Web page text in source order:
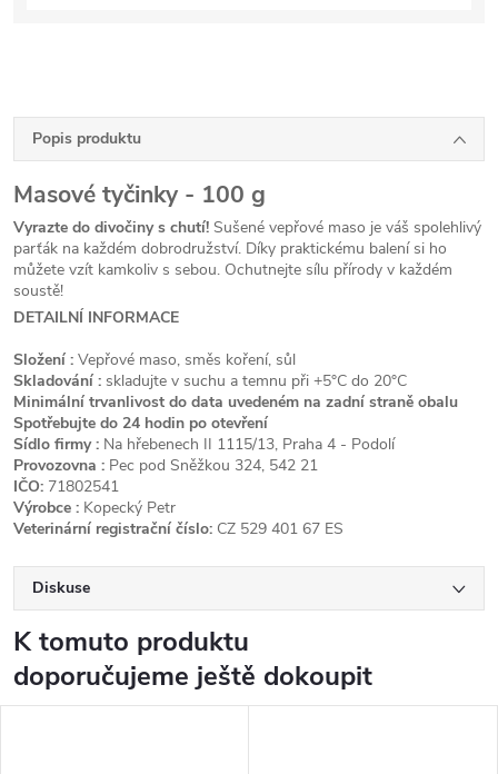
Popis produktu
Masové tyčinky - 100 g
Vyrazte do divočiny s chutí! Sušené vepřové maso je váš spolehlivý
parťák na každém dobrodružství. Díky praktickému balení si ho
můžete vzít kamkoliv s sebou. Ochutnejte sílu přírody v každém
soustě!
DETAILNÍ INFORMACE
Složení : Vepřové maso, směs koření, sůl
Skladování : skladujte v suchu a temnu při +5°C do 20°C
Minimální trvanlivost do data uvedeném na zadní straně obalu
Spotřebujte do 24 hodin po otevření
Sídlo firmy : Na hřebenech II 1115/13, Praha 4 - Podolí
Provozovna : Pec pod Sněžkou 324, 542 21
IČO: 71802541
Výrobce : Kopecký Petr
Veterinární registrační číslo: CZ 529 401 67 ES
Diskuse
K tomuto produktu
doporučujeme ještě dokoupit